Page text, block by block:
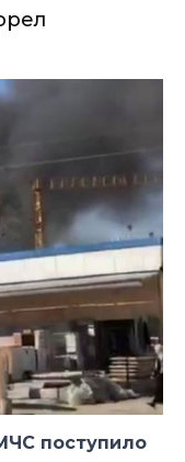
поступило